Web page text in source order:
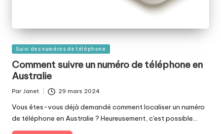
Publié
Suivi des numéros de téléphone
Comment suivre un numéro de téléphone en
Australie
Publié
Par Janet 29 mars 2024
Vous êtes-vous déjà demandé comment localiser un numéro
de téléphone en Australie ? Heureusement, c'est possible…